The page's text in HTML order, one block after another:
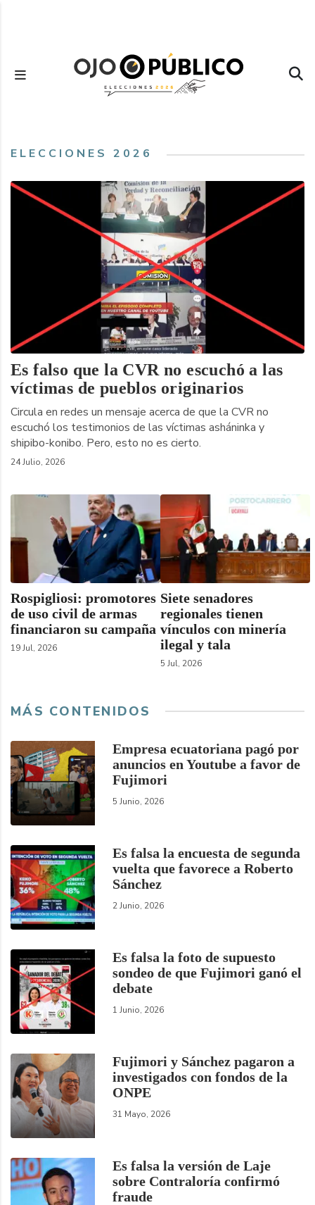
contenido
ELECCIONES 2026
Es falso que la CVR no escuchó a las
víctimas de pueblos originarios
Circula en redes un mensaje acerca de que la CVR no
escuchó los testimonios de las víctimas asháninka y
shipibo-konibo. Pero, esto no es cierto.
24 Julio, 2026
Rospigliosi: promotores
de uso civil de armas
financiaron su campaña
19 Jul, 2026
Siete senadores
regionales tienen
vínculos con minería
ilegal y tala
5 Jul, 2026
MÁS CONTENIDOS
Empresa ecuatoriana pagó por
anuncios en Youtube a favor de
Fujimori
5 Junio, 2026
Es falsa la encuesta de segunda
vuelta que favorece a Roberto
Sánchez
2 Junio, 2026
Es falsa la foto de supuesto
sondeo de que Fujimori ganó el
debate
1 Junio, 2026
Fujimori y Sánchez pagaron a
investigados con fondos de la
ONPE
31 Mayo, 2026
Es falsa la versión de Laje
sobre Contraloría confirmó
fraude